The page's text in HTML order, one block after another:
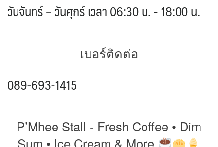
วันจันทร์ – วันศุกร์ เวลา 06:30 น. - 18:00 น.
เบอร์ติดต่อ
089-693-1415
P’Mhee Stall - Fresh Coffee • Dim
Sum • Ice Cream & More